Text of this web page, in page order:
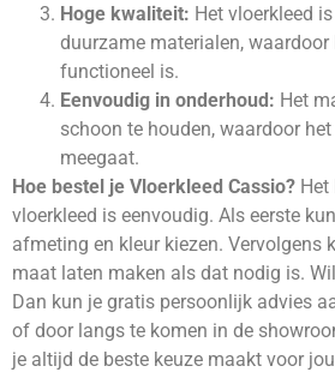
Hoge kwaliteit: Het vloerkleed
duurzame materialen,
functioneel is.
Eenvoudig in onderhoud: Het
schoon te houden, waardoor
meegaat.
Hoe bestel je Vloerkleed Cassio? Het
vloerkleed is eenvoudig. Als eerste
afmeting en kleur kiezen. Vervolgens
maat laten maken als dat nodig is.
Dan kun je gratis persoonlijk advies
of door langs te komen in de
je altijd de beste keuze maakt voor